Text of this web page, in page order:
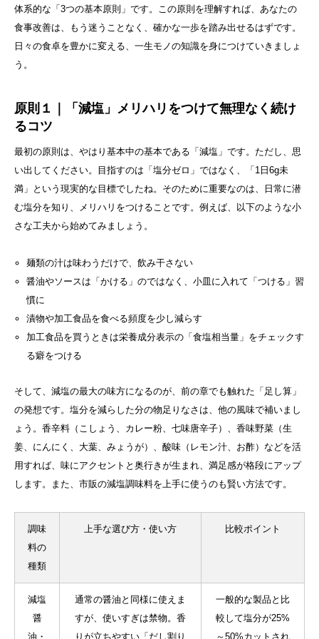
体系的な「3つの基本原則」です。この原則を理解すれば、あなたの
食事改善は、もう迷うことなく、確かな一歩を踏み出せるはずです。
日々の食卓を豊かに変える、一生モノの知識を身につけていきましょ
う。
原則１｜「減塩」メリハリをつけて無理なく続け
るコツ
最初の原則は、やはり基本中の基本である「減塩」です。ただし、思
い出してください。目指すのは「塩分ゼロ」ではなく、「1日6g未
満」という現実的な目標でしたね。そのために重要なのは、日常に潜
む塩分を知り、メリハリをつけることです。例えば、以下のような小
さな工夫から始めてみましょう。
麺類の汁は味わうだけで、飲み干さない
醤油やソースは「かける」のではなく、小皿に入れて「つける」習
慣に
漬物や加工食品を食べる頻度を少し減らす
加工食品を買うときは栄養成分表示の「食塩相当量」をチェックす
る癖をつける
そして、減塩の最大の味方になるのが、前の章でも触れた「足し算」
の発想です。塩分を減らした分の物足りなさは、他の風味で補いまし
ょう。香辛料（こしょう、カレー粉、七味唐辛子）、香味野菜（生
姜、にんにく、大葉、みょうが）、酸味（レモン汁、お酢）などを活
用すれば、味にアクセントと奥行きが生まれ、満足感が格段にアップ
します。また、市販の減塩調味料を上手に使うのも賢い方法です。
調味
料の
種類
上手な選び方・使い方 比較ポイント
減塩
醤
油・
通常の醤油と同様に使えま
すが、使いすぎは禁物。香
りが立ちやすい「だし割り
一般的な製品と比
較して塩分が25%
～50%カットされ